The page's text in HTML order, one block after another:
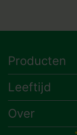
Producten
Leeftijd
Over